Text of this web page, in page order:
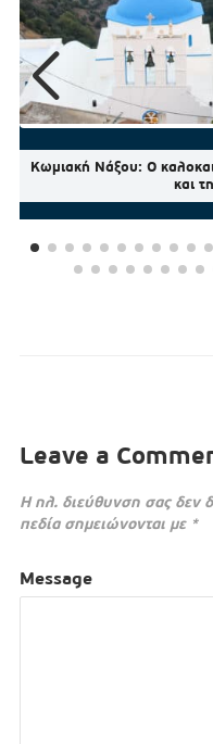
Κωμιακή Νάξου: Ο
και
Leave a
Η ηλ. διεύθυνση σας δεν
πεδία σημειώνονται με *
Message